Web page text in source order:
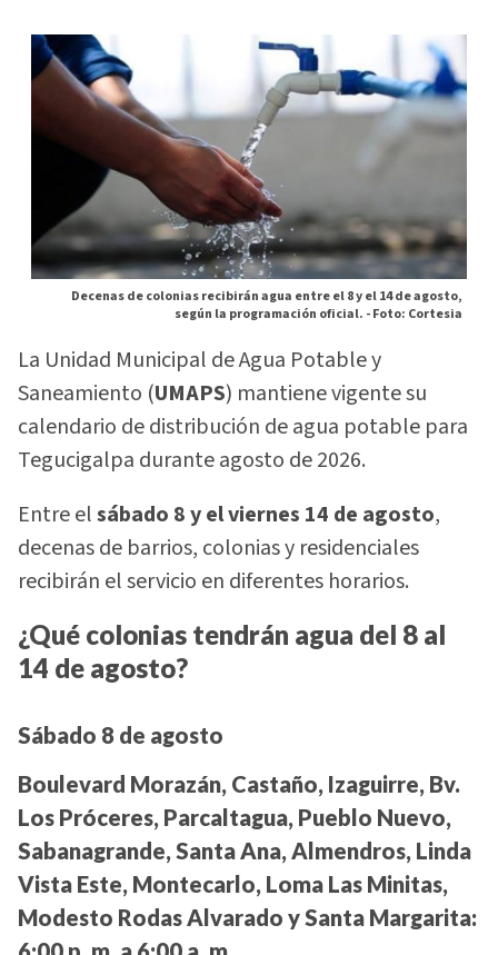
Decenas de colonias recibirán agua entre el 8 y el 14 de agosto,
según la programación oficial. -Foto: Cortesia
La Unidad Municipal de Agua Potable y
Saneamiento (UMAPS) mantiene vigente su
calendario de distribución de agua potable para
Tegucigalpa durante agosto de 2026.
Entre elsábado 8 y el viernes 14 de agosto,
decenas de barrios, colonias y residenciales
recibirán el servicio en diferentes horarios.
¿Qué colonias tendrán agua del 8 al
14 de agosto?
Sábado 8 de agosto
Boulevard Morazán, Castaño, Izaguirre, Bv.
Los Próceres, Parcaltagua, Pueblo Nuevo,
Sabanagrande, Santa Ana, Almendros, Linda
Vista Este, Montecarlo, Loma Las Minitas,
Modesto Rodas Alvarado y Santa Margarita: